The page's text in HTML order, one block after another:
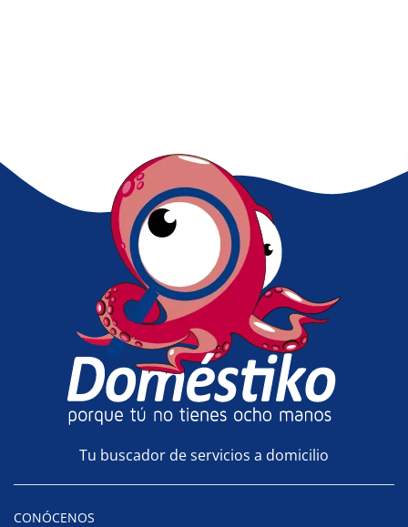
Tu buscador de servicios a domicilio
CONÓCENOS